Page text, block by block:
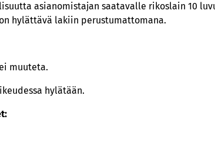
asianomistajan saatavalle rikoslain 10
hylättävä lakiin perustumattomana.
muuteta.
hylätään.